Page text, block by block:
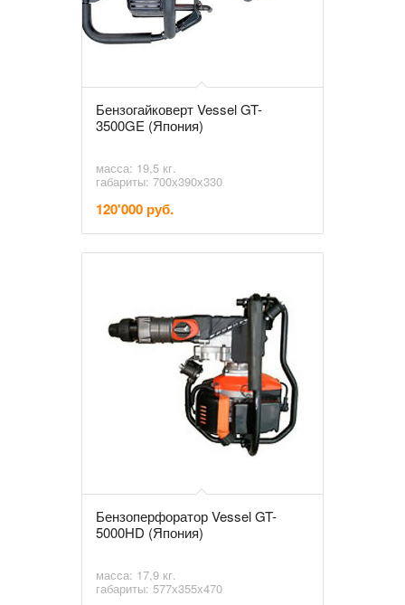
Бензогайковерт Vessel GT-
3500GE (Япония)
масса: 19,5 кг.
габариты: 700х390х330
120'000 руб.
Бензоперфоратор Vessel GT-
5000HD (Япония)
масса: 17,9 кг.
габариты: 577х355х470